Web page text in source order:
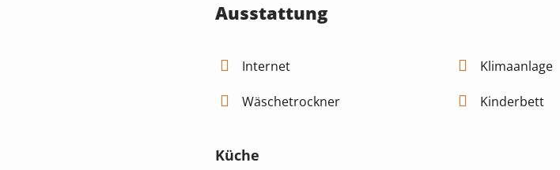
Ausstattung
Internet Klimaanlage
Wäschetrockner Kinderbett
Küche